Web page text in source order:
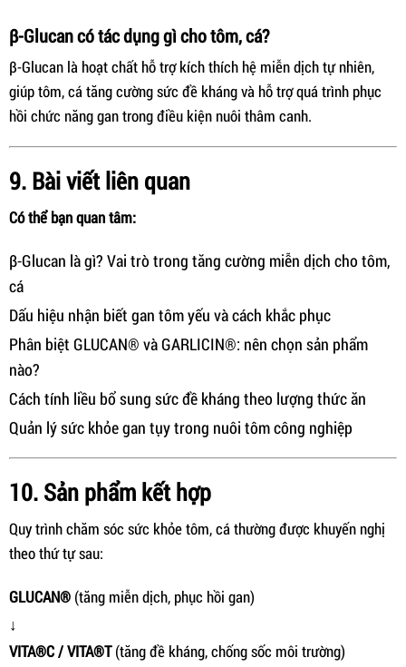
β-Glucan có tác dụng gì cho tôm, cá?
β-Glucan là hoạt chất hỗ trợ kích thích hệ miễn dịch tự nhiên,
giúp tôm, cá tăng cường sức đề kháng và hỗ trợ quá trình phục
hồi chức năng gan trong điều kiện nuôi thâm canh.
9. Bài viết liên quan
Có thể bạn quan tâm:
β-Glucan là gì? Vai trò trong tăng cường miễn dịch cho tôm,
cá
Dấu hiệu nhận biết gan tôm yếu và cách khắc phục
Phân biệt GLUCAN® và GARLICIN®: nên chọn sản phẩm
nào?
Cách tính liều bổ sung sức đề kháng theo lượng thức ăn
Quản lý sức khỏe gan tụy trong nuôi tôm công nghiệp
10. Sản phẩm kết hợp
Quy trình chăm sóc sức khỏe tôm, cá thường được khuyến nghị
theo thứ tự sau:
GLUCAN® (tăng miễn dịch, phục hồi gan)
↓
VITA®C / VITA®T(tăng đề kháng, chống sốc môi trường)